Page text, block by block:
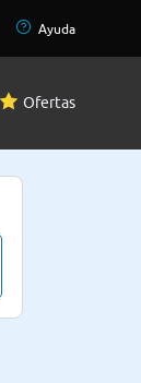
Ayuda
Ofertas